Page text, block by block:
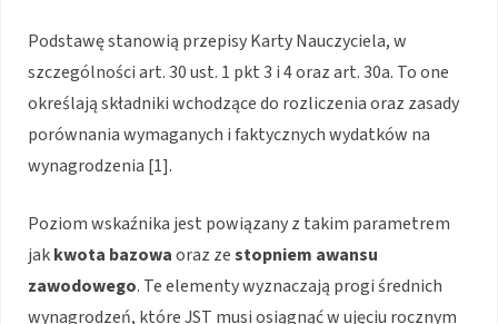
Podstawę stanowią przepisy Karty Nauczyciela, w
szczególności art. 30 ust. 1 pkt 3 i 4 oraz art. 30a. To one
określają składniki wchodzące do rozliczenia oraz zasady
porównania wymaganych i faktycznych wydatków na
wynagrodzenia [1].
Poziom wskaźnika jest powiązany z takim parametrem
jakkwota bazowaoraz zestopniem awansu
zawodowego. Te elementy wyznaczają progi średnich
wynagrodzeń, które JST musi osiągnąć w ujęciu rocznym